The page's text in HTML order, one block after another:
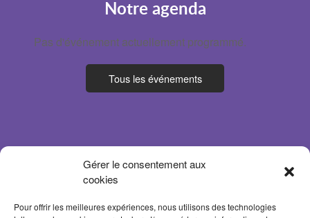
Gérer le consentement aux
cookies
Pour offrir les meilleures expériences, nous utilisons des technologies
Notre agenda
Pas d'événement actuellement programmé.
Tous les événements